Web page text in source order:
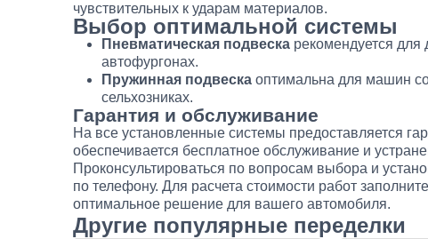
чувствительных к ударам материалов.
Выбор оптимальной системы
Пневматическая подвеска рекомендуется
автофургонах.
Пружинная подвеска оптимальна для машин
сельхозниках.
Гарантия и обслуживание
На все установленные системы предоставляется
обеспечивается бесплатное обслуживание и
Проконсультироваться по вопросам выбора и
по телефону. Для расчета стоимости работ
оптимальное решение для вашего автомобиля.
Другие популярные переделки